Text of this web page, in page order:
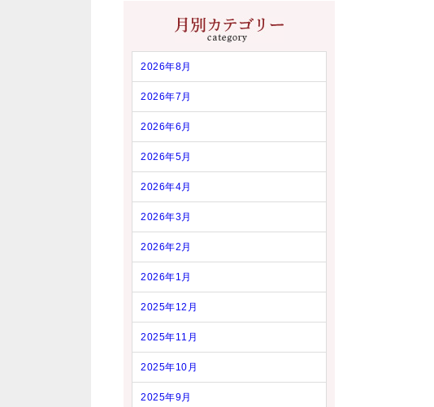
2026年8月
2026年7月
2026年6月
2026年5月
2026年4月
2026年3月
2026年2月
2026年1月
2025年12月
2025年11月
2025年10月
2025年9月